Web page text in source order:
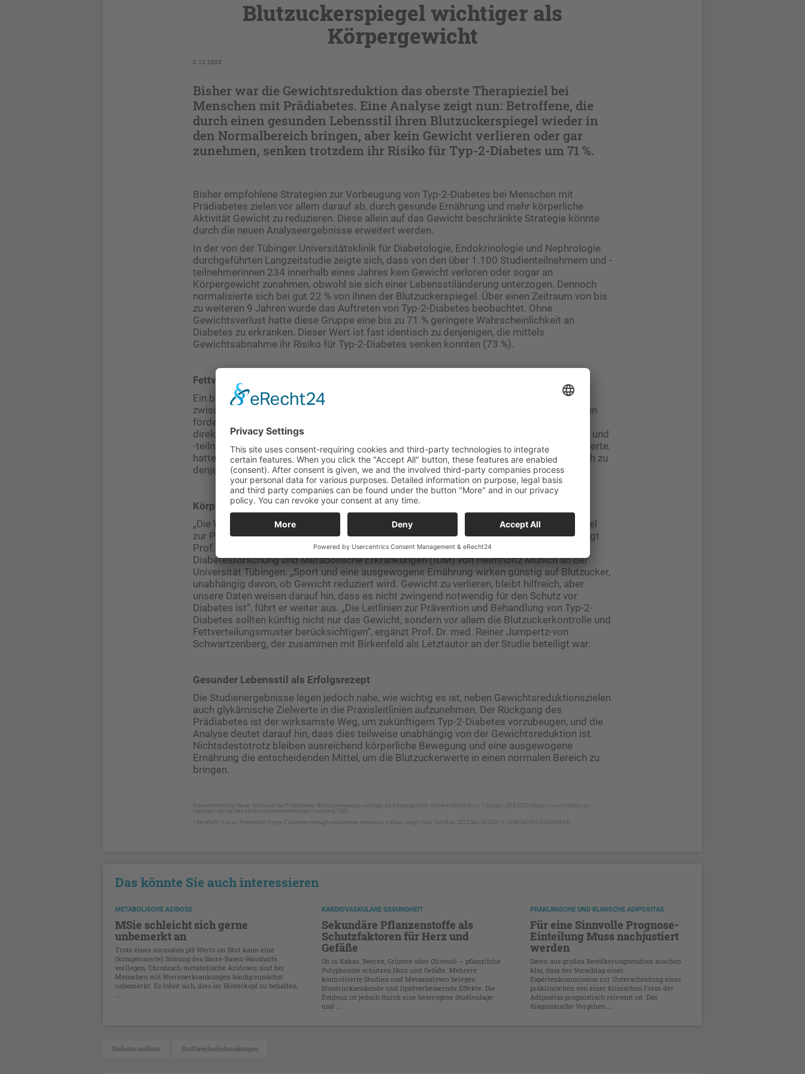
Blutzuckerspiegel wichtiger als
Körpergewicht
2.12.2025
Bisher war die Gewichtsreduktion das oberste Therapieziel bei
Menschen mit Prädiabetes. Eine Analyse zeigt nun: Betroffene, die
durch einen gesunden Lebensstil ihren Blutzuckerspiegel wieder in
den Normalbereich bringen, aber kein Gewicht verlieren oder gar
zunehmen, senken trotzdem ihr Risiko für Typ-2-Diabetes um 71 %.
Bisher empfohlene Strategien zur Vorbeugung von Typ-2-Diabetes bei Menschen mit
Prädiabetes zielen vor allem darauf ab, durch gesunde Ernährung und mehr körperliche
Aktivität Gewicht zu reduzieren. Diese allein auf das Gewicht beschränkte Strategie könnte
durch die neuen Analyseergebnisse erweitert werden.
In der von der Tübinger Universitätsklinik für Diabetologie, Endokrinologie und Nephrologie
durchgeführten Langzeitstudie zeigte sich, dass von den über 1.100 Studienteilnehmern und -
teilnehmerinnen 234 innerhalb eines Jahres kein Gewicht verloren oder sogar an
Körpergewicht zunahmen, obwohl sie sich einer Lebensstiländerung unterzogen. Dennoch
normalisierte sich bei gut 22 % von ihnen der Blutzuckerspiegel. Über einen Zeitraum von bis
zu weiteren 9 Jahren wurde das Auftreten von Typ-2-Diabetes beobachtet. Ohne
Gewichtsverlust hatte diese Gruppe eine bis zu 71 % geringere Wahrscheinlichkeit an
Diabetes zu erkranken. Dieser Wert ist fast identisch zu denjenigen, die mittels
Gewichtsabnahme ihr Risiko für Typ-2-Diabetes senken konnten (73 %).
Fettverteilung als ausschlaggebender Faktor
Ein besonderes Augenmerk der Analyse galt der Fettverteilung. So wurde das Verhältnis
zwischen Viszeral- und Subkutanfett. Viszeralfett setzt Botenstoffe frei, die Entzündungen
fördern und den Hormonhaushalt stören, was zu einer Insulinresistenz führt und so im
direkten Zusammenhang mit Typ-2-Diabetes steht. Gerade diejenigen Studienteilnehmer und
-teilnehmerinnen, deren Blutzuckerspiegel sich ohne Gewichtsabnahme wieder normalisierte,
hatten durch die Lebensstilveränderung einen geringeren Anteil an Bauchfett im Vergleich zu
denjenigen, deren Blutzuckerspiegel im Prädiabetesbereich verblieben.
Körpergewicht nicht mehr alleiniger Indikator
„Die Wiederherstellung eines normalen Nüchternblutzuckerspiegels ist das wichtigste Ziel
zur Prävention von Typ-2-Diabetes und nicht zwingend die Zahl auf der Körperwaage“, sagt
Prof. Dr. med. Andreas Birkenfeld, Studienleiter und Direktor des Instituts für
Diabetesforschung und Metabolische Erkrankungen (IDM) von Helmholtz Munich an der
Universität Tübingen. „Sport und eine ausgewogene Ernährung wirken günstig auf Blutzucker,
unabhängig davon, ob Gewicht reduziert wird. Gewicht zu verlieren, bleibt hilfreich, aber
unsere Daten weisen darauf hin, dass es nicht zwingend notwendig für den Schutz vor
Diabetes ist“, führt er weiter aus. „Die Leitlinien zur Prävention und Behandlung von Typ-2-
Diabetes sollten künftig nicht nur das Gewicht, sondern vor allem die Blutzuckerkontrolle und
Fettverteilungsmuster berücksichtigen“, ergänzt Prof. Dr. med. Reiner Jumpertz-von
Schwartzenberg, der zusammen mit Birkenfeld als Letztautor an der Studie beteiligt war.
Gesunder Lebensstil als Erfolgsrezept
Die Studienergebnisse legen jedoch nahe, wie wichtig es ist, neben Gewichtsreduktionszielen
auch glykämische Zielwerte in die Praxisleitlinien aufzunehmen. Der Rückgang des
Prädiabetes ist der wirksamste Weg, um zukünftigem Typ-2-Diabetes vorzubeugen, und die
Analyse deutet darauf hin, dass dies teilweise unabhängig von der Gewichtsreduktion ist.
Nichtsdestotrotz bleiben ausreichend körperliche Bewegung und eine ausgewogene
Ernährung die entscheidenden Mittel, um die Blutzuckerwerte in einen normalen Bereich zu
bringen.
Pressemitteilung: Neuer Schlüssel bei Prädiabetes: Blutzuckerspiegel wichtiger als Körpergewicht. Universitätsklinikum Tübingen, 29.9.2025 (https://www.medizin.uni-
tuebingen.de/de/das-klinikum/pressemeldungen/meldung/743).
* Sandforth A et al.: Prevention of type 2 diabetes through prediabetes remission without weight loss. Nat Med. 2025 Sep 29 (DOI 10.1038/s41591-025-03944-9).
Das könnte Sie auch interessieren
METABOLISCHE AZIDOSE
MSie schleicht sich gerne
unbemerkt an
Trotz eines normalen pH-Werts im Blut kann eine
(kompensierte) Störung des Säure-Basen-Haushalts
vorliegen. Chronisch-metabolische Azidosen sind bei
Menschen mit Nierenerkrankungen häufig zunächst
unbemerkt. Es lohnt sich, dies im Hinterkopf zu behalten,
KARDIOVASKULÄRE GESUNDHEIT
Sekundäre Pflanzenstoffe als
Schutzfaktoren für Herz und
Gefäße
Ob in Kakao, Beeren, Grüntee oder Olivenöl – pflanzliche
Polyphenole schützen Herz und Gefäße. Mehrere
kontrollierte Studien und Metaanalysen belegen
blutdrucksenkende und lipidverbessernde Effekte. Die
Evidenz ist jedoch durch eine heterogene Studienlage
und ...
PRÄKLINISCHE UND KLINISCHE ADIPOSITAS
Für eine Sinnvolle Prognose-
Einteilung Muss nachjustiert
werden
Daten aus großen Bevölkerungsstudien machen
klar, dass der Vorschlag einer
Expertenkommission zur Unterscheidung einer
präklinischen von einer klinischen Form der
Adipositas prognostisch relevant ist. Das
diagnostische Vorgehen ...
Diabetes mellitus Stoffwechselerkrankungen